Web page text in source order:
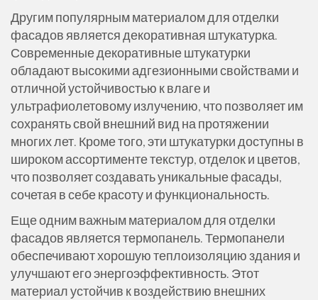
Другим популярным материалом для отделки
фасадов является декоративная штукатурка.
Современные декоративные штукатурки
обладают высокими адгезионными свойствами и
отличной устойчивостью к влаге и
ультрафиолетовому излучению, что позволяет им
сохранять свой внешний вид на протяжении
многих лет. Кроме того, эти штукатурки доступны в
широком ассортименте текстур, отделок и цветов,
что позволяет создавать уникальные фасады,
сочетая в себе красоту и функциональность.
Еще одним важным материалом для отделки
фасадов является термопанель. Термопанели
обеспечивают хорошую теплоизоляцию здания и
улучшают его энергоэффективность. Этот
материал устойчив к воздействию внешних